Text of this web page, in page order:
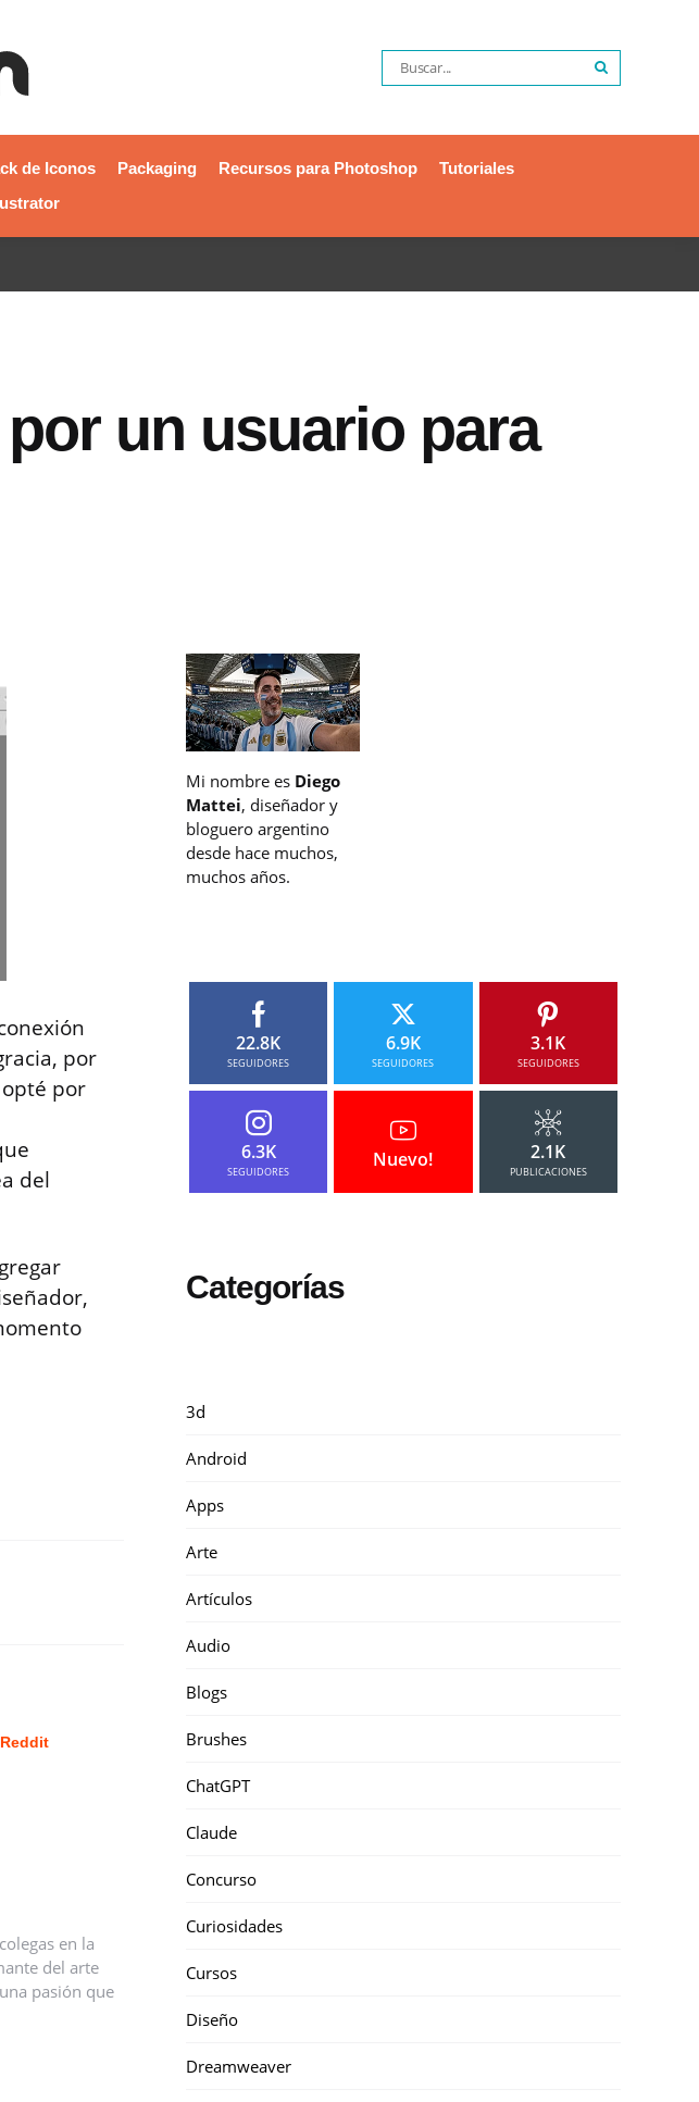
de Iconos Packaging Recursos para Photoshop
Tutoriales
un usuario para
por
por
del
Reddit
en la
del arte
pasión que
Mi nombre es Diego
Mattei, diseñador y
bloguero argentino
desde hace muchos,
muchos años.
22.8K
SEGUIDORES
6.9K
SEGUIDORES
3.1K
SEGUIDORES
6.3K
SEGUIDORES
Nuevo! 2.1K
PUBLICACIONES
Categorías
3d
Android
Apps
Arte
Artículos
Audio
Blogs
Brushes
ChatGPT
Claude
Concurso
Curiosidades
Cursos
Diseño
Dreamweaver